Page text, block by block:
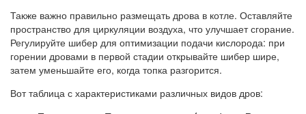
Также важно правильно размещать дрова в котле. Оставляйте
пространство для циркуляции воздуха, что улучшает сгорание.
Регулируйте шибер для оптимизации подачи кислорода: при
горении дровами в первой стадии открывайте шибер шире,
затем уменьшайте его, когда топка разгорится.
Вот таблица с характеристиками различных видов дров: